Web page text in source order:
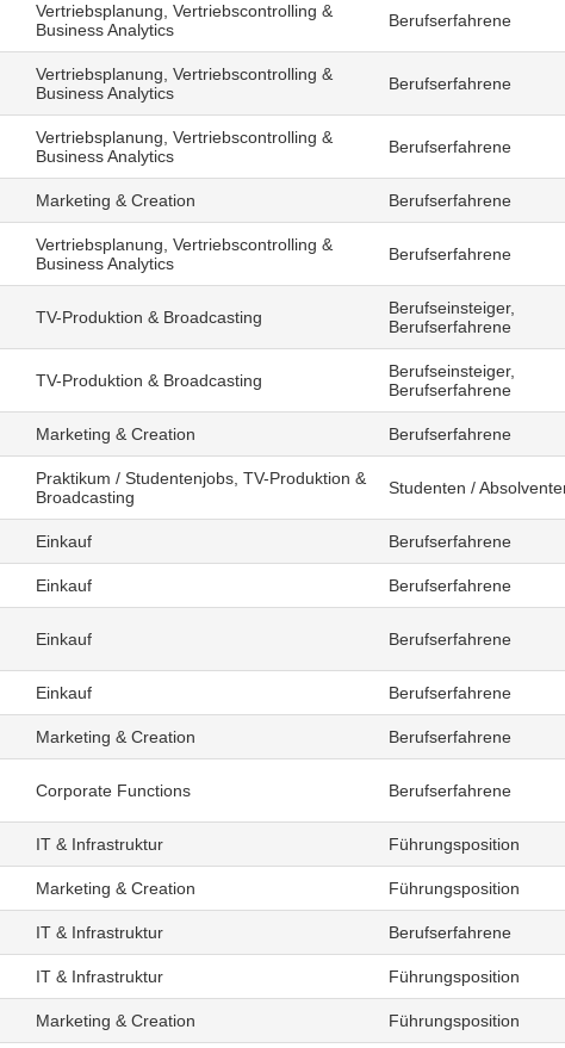
Vertriebsplanung, Vertriebscontrolling &
Business Analytics
Berufserfahrene
Vertriebsplanung, Vertriebscontrolling &
Business Analytics
Berufserfahrene
Vertriebsplanung, Vertriebscontrolling &
Business Analytics
Berufserfahrene
Marketing & Creation Berufserfahrene
Vertriebsplanung, Vertriebscontrolling &
Business Analytics
Berufserfahrene
TV-Produktion & Broadcasting
Berufseinsteiger,
Berufserfahrene
TV-Produktion & Broadcasting
Berufseinsteiger,
Berufserfahrene
Marketing & Creation Berufserfahrene
Praktikum / Studentenjobs, TV-Produktion &
Broadcasting
Studenten /
Einkauf Berufserfahrene
Einkauf Berufserfahrene
Einkauf Berufserfahrene
Einkauf Berufserfahrene
Marketing & Creation Berufserfahrene
Corporate Functions Berufserfahrene
IT & Infrastruktur Führungsposition
Marketing & Creation Führungsposition
IT & Infrastruktur Berufserfahrene
IT & Infrastruktur Führungsposition
Marketing & Creation Führungsposition